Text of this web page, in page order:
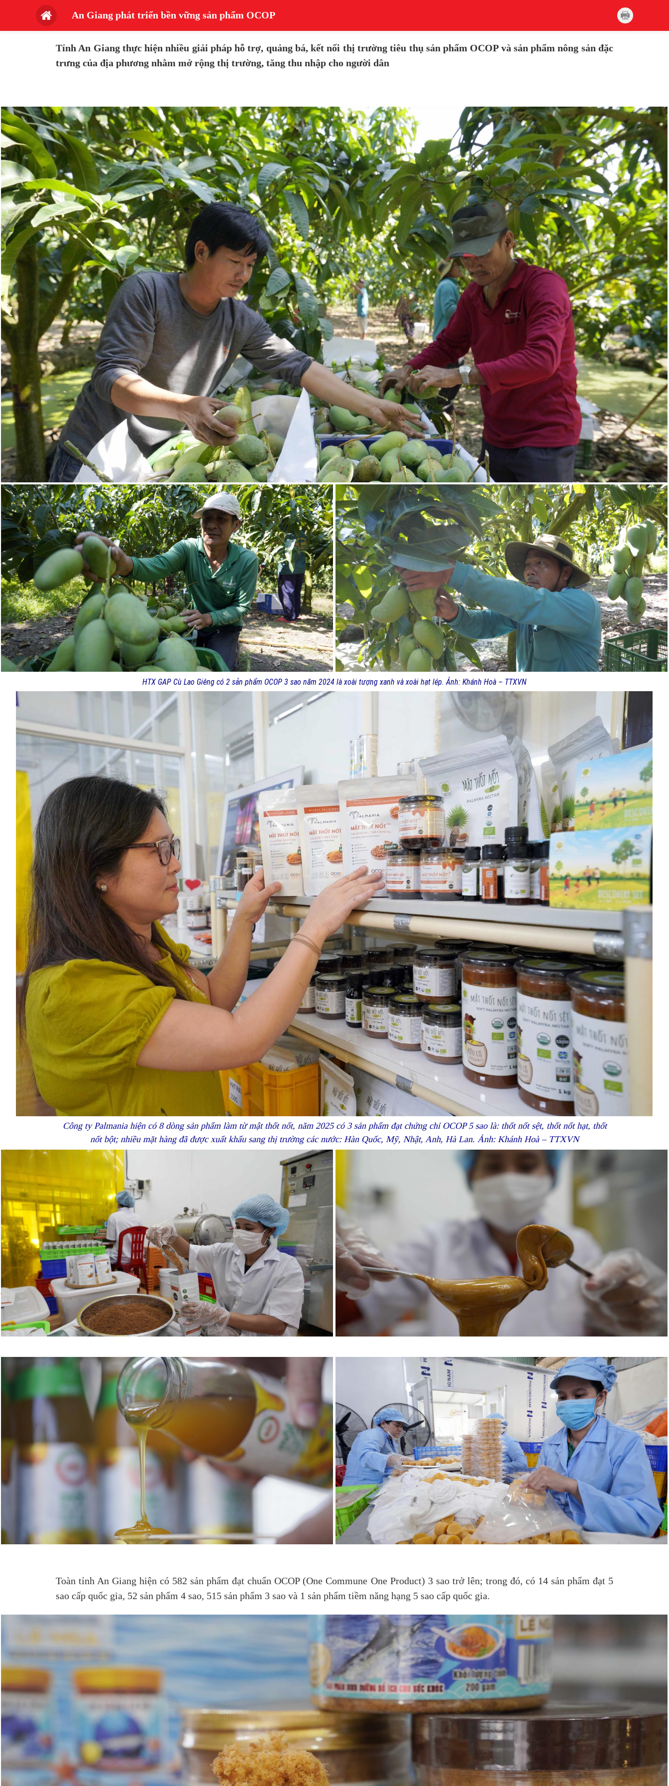
An Giang phát triển bền vững sản phẩm OCOP
Tỉnh An Giang thực hiện nhiều giải pháp hỗ trợ, quảng bá, kết nối thị trường tiêu thụ sản phẩm OCOP và sản phẩm nông sản đặc
trưng của địa phương nhằm mở rộng thị trường, tăng thu nhập cho người dân
HTX GAP Cù Lao Giêng có 2 sản phẩm OCOP 3 sao năm 2024 là xoài tượng xanh và xoài hạt lép. Ảnh: Khánh Hoà – TTXVN
Công ty Palmania hiện có 8 dòng sản phẩm làm từ mật thốt nốt, năm 2025 có 3 sản phẩm đạt chứng chỉ OCOP 5 sao là: thốt nốt sệt, thốt nốt hạt, thốt
nốt bột; nhiều mặt hàng đã được xuất khẩu sang thị trường các nước: Hàn Quốc, Mỹ, Nhật, Anh, Hà Lan. Ảnh: Khánh Hoà – TTXVN
Toàn tỉnh An Giang hiện có 582 sản phẩm đạt chuẩn OCOP (One Commune One Product) 3 sao trở lên; trong đó, có 14 sản phẩm đạt 5
sao cấp quốc gia, 52 sản phẩm 4 sao, 515 sản phẩm 3 sao và 1 sản phẩm tiềm năng hạng 5 sao cấp quốc gia.